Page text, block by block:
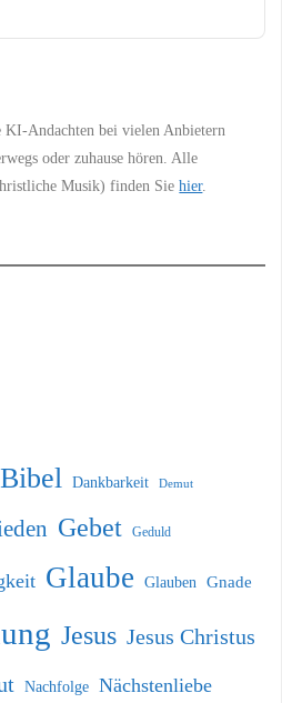
KI-Andachten bei vielen Anbietern
oder zuhause hören. Alle
Musik) finden Siehier.
Bibel Dankbarkeit Demut
Gebet Geduld
Glaube Glauben Gnade
Jesus Jesus Christus
Nachfolge Nächstenliebe